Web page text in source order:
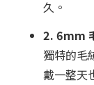
久。
2. 6mm
獨特的毛
戴一整天